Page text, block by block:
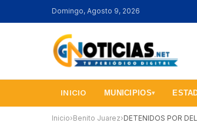
Domingo, Agosto 9, 2026
INICIO MUNICIPIOS▾
Inicio› Benito Juarez› DETENIDOS POR